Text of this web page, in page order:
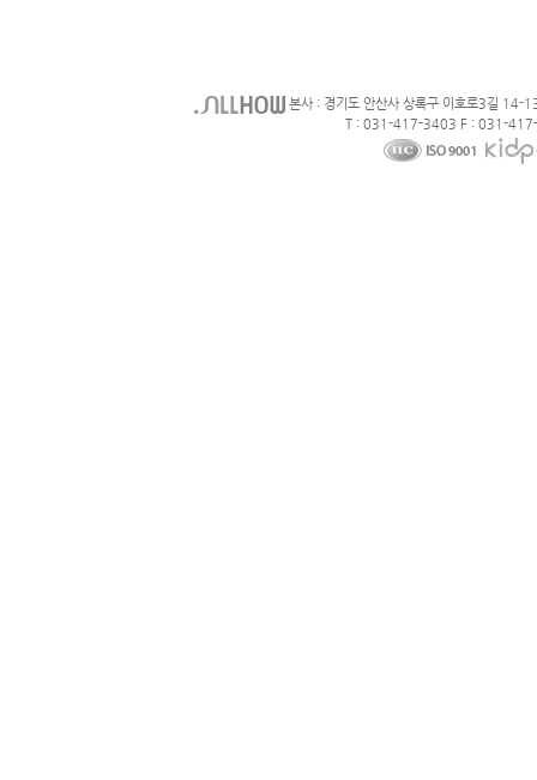
본사 : 경기도 안산사 상록구 이호로3길 14-
T : 031-417-3403 F : 031-